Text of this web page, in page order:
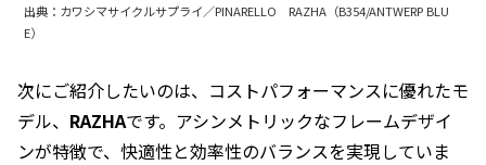
出典：カワシマサイクルサプライ／PINARELLO RAZHA（B354/ANTWERP BLU
E）
次にご紹介したいのは、コストパフォーマンスに優れたモ
デル、 RAZHAです。アシンメトリックなフレームデザイ
ンが特徴で、快適性と効率性のバランスを実現していま